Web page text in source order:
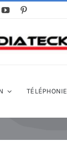
TÉLÉPHONIE